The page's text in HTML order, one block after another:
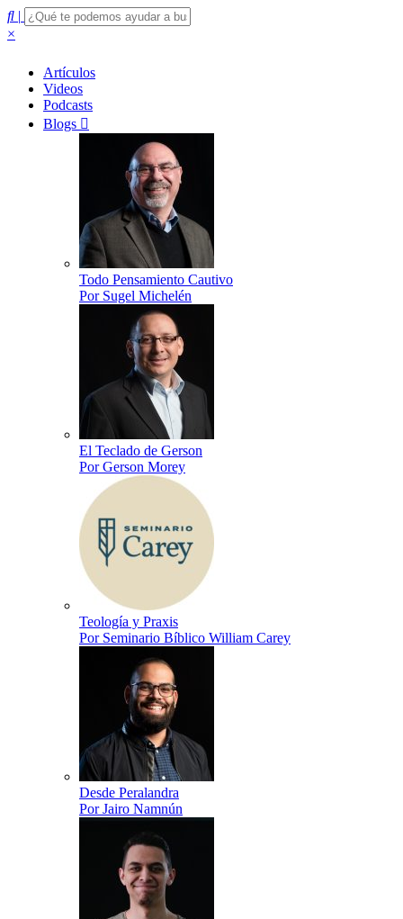
|
×
Artículos
Videos
Podcasts
Blogs
Todo Pensamiento Cautivo
Por Sugel Michelén
El Teclado de Gerson
Por Gerson Morey
Teología y Praxis
Por Seminario Bíblico William Carey
Desde Peralandra
Por Jairo Namnún